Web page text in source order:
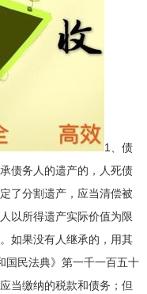
1、债
债务人的遗产的，人死债
了分割遗产，应当清偿被
以所得遗产实际价值为限
如果没有人继承的，用其
国民法典》第一千一百五十
当缴纳的税款和债务；但